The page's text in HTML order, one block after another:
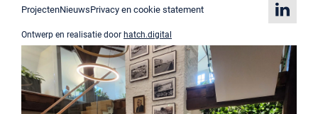
ProjectenNieuwsPrivacy en cookie statement
Ontwerp en realisatie door hatch.digital